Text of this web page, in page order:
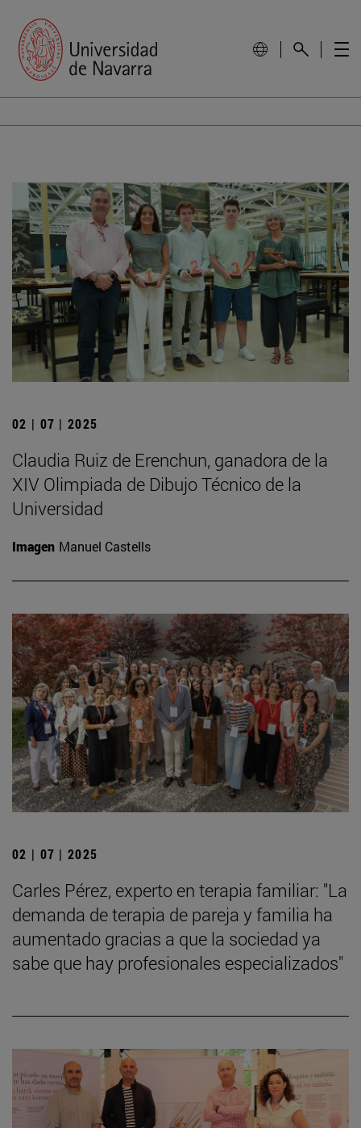
02 | 07 | 2025
Claudia Ruiz de Erenchun, ganadora de la
XIV Olimpiada de Dibujo Técnico de la
Universidad
Imagen Manuel Castells
02 | 07 | 2025
Carles Pérez, experto en terapia familiar: "La
demanda de terapia de pareja y familia ha
aumentado gracias a que la sociedad ya
sabe que hay profesionales especializados"